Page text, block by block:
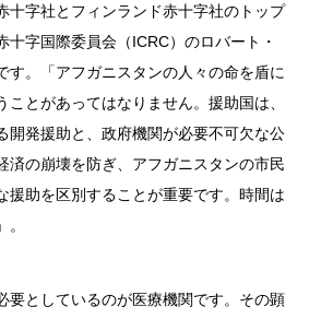
十字社とフィンランド赤十字社のトップ
十字国際委員会（ICRC）のロバート・
す。「アフガニスタンの人々の命を盾に
とがあってはなりません。援助国は、
開発援助と、政府機関が必要不可欠な公
済の崩壊を防ぎ、アフガニスタンの市民
援助を区別することが重要です。時間は
要としているのが医療機関です。その顕